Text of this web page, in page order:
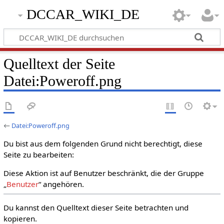
DCCAR_WIKI_DE
Quelltext der Seite
Datei:Poweroff.png
← Datei:Poweroff.png
Du bist aus dem folgenden Grund nicht berechtigt, diese
Seite zu bearbeiten:
Diese Aktion ist auf Benutzer beschränkt, die der Gruppe
„Benutzer“ angehören.
Du kannst den Quelltext dieser Seite betrachten und
kopieren.